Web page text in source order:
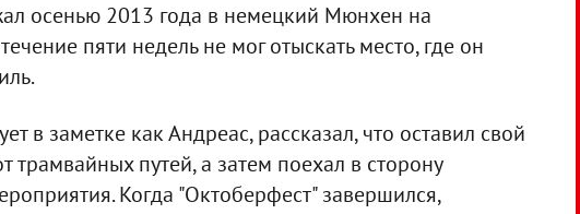
осенью 2013 года в немецкий Мюнхен на
пяти недель не мог отыскать место, где он
в заметке как Андреас, рассказал, что оставил свой
трамвайных путей, а затем поехал в сторону
Когда "Октоберфест" завершился,